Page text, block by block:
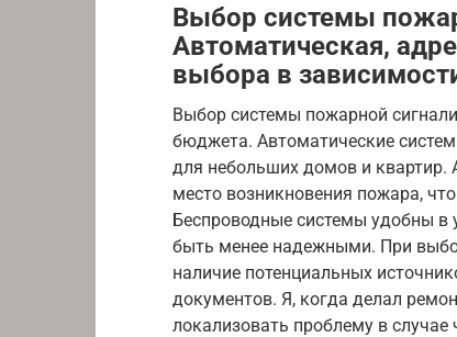
Выбор системы
Автоматическая,
выбора в
Выбор системы пожарной
бюджета. Автоматические
для небольших домов и квартир.
место возникновения пожара,
Беспроводные системы удобны в
быть менее надежными. При
наличие потенциальных
документов. Я, когда делал
локализовать проблему в случае